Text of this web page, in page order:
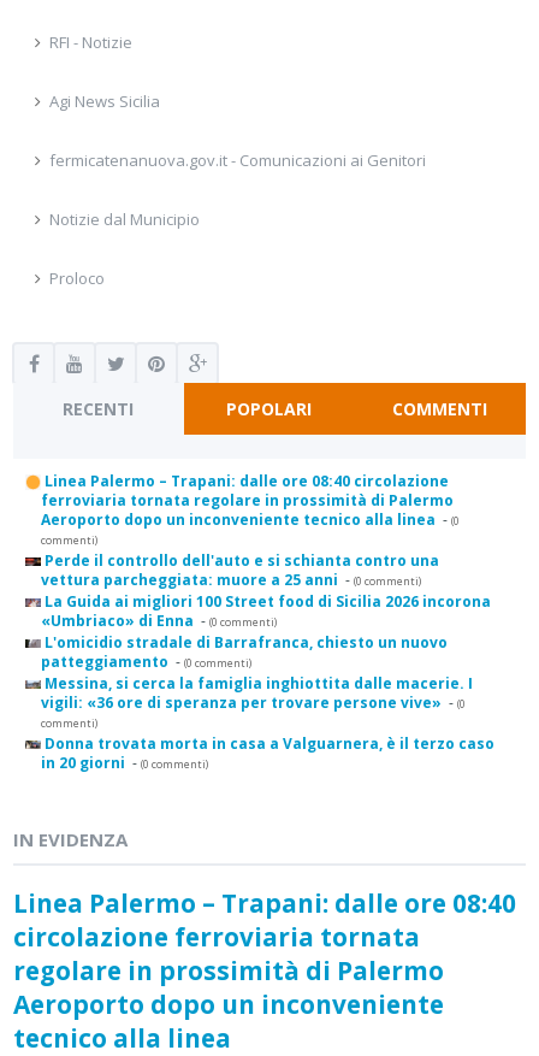
RFI - Notizie
Agi News Sicilia
fermicatenanuova.gov.it - Comunicazioni ai Genitori
Notizie dal Municipio
Proloco
RECENTI POPOLARI COMMENTI
Linea Palermo – Trapani: dalle ore 08:40 circolazione
ferroviaria tornata regolare in prossimità di Palermo
Aeroporto dopo un inconveniente tecnico alla linea - (0
commenti)
Perde il controllo dell'auto e si schianta contro una
vettura parcheggiata: muore a 25 anni - (0 commenti)
La Guida ai migliori 100 Street food di Sicilia 2026 incorona
«Umbriaco» di Enna - (0 commenti)
L'omicidio stradale di Barrafranca, chiesto un nuovo
patteggiamento - (0 commenti)
Messina, si cerca la famiglia inghiottita dalle macerie. I
vigili: «36 ore di speranza per trovare persone vive» - (0
commenti)
Donna trovata morta in casa a Valguarnera, è il terzo caso
in 20 giorni - (0 commenti)
IN EVIDENZA
Linea Palermo – Trapani: dalle ore 08:40
circolazione ferroviaria tornata
regolare in prossimità di Palermo
Aeroporto dopo un inconveniente
tecnico alla linea